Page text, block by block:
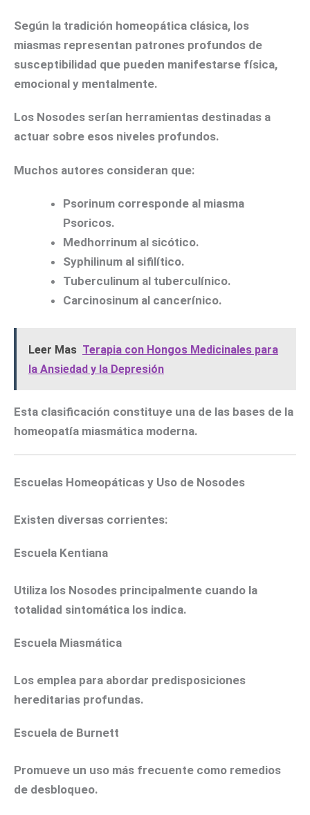
Según la tradición homeopática clásica, los
miasmas representan patrones profundos de
susceptibilidad que pueden manifestarse física,
emocional y mentalmente.
Los Nosodes serían herramientas destinadas a
actuar sobre esos niveles profundos.
Muchos autores consideran que:
Psorinum corresponde al miasma
Psoricos.
Medhorrinum al sicótico.
Syphilinum al sifilítico.
Tuberculinum al tuberculínico.
Carcinosinum al cancerínico.
Leer Mas Terapia con Hongos Medicinales para
la Ansiedad y la Depresión
Esta clasificación constituye una de las bases de la
homeopatía miasmática moderna.
Escuelas Homeopáticas y Uso de Nosodes
Existen diversas corrientes:
Escuela Kentiana
Utiliza los Nosodes principalmente cuando la
totalidad sintomática los indica.
Escuela Miasmática
Los emplea para abordar predisposiciones
hereditarias profundas.
Escuela de Burnett
Promueve un uso más frecuente como remedios
de desbloqueo.